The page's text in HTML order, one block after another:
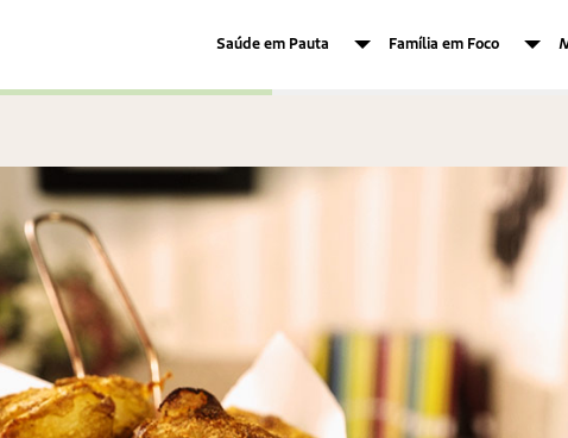
Saúde em Pauta Família em Foco